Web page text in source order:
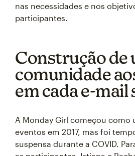
nas necessidades e nos
participantes.
Construção de
comunidade
em cada e-mail
A Monday Girl começou como
eventos em 2017, mas foi
suspensa durante a COVID.